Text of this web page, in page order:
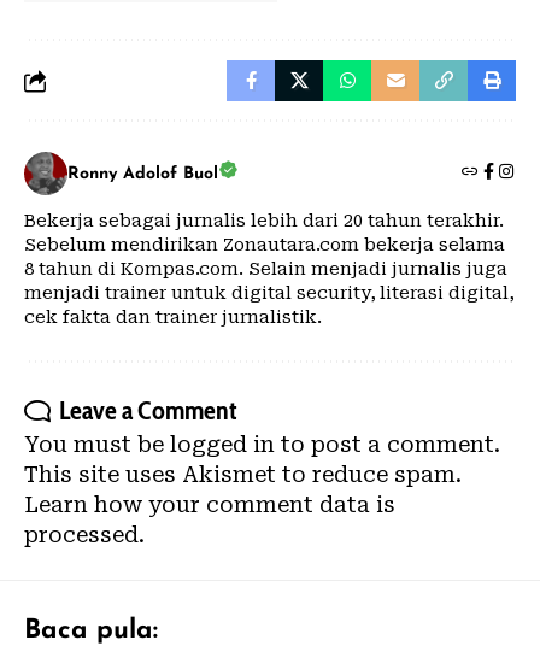
Ronny Adolof Buol
Bekerja sebagai jurnalis lebih dari 20 tahun terakhir.
Sebelum mendirikan Zonautara.com bekerja selama
8 tahun di Kompas.com. Selain menjadi jurnalis juga
menjadi trainer untuk digital security, literasi digital,
cek fakta dan trainer jurnalistik.
Leave a Comment
You must be logged in to post a comment.
This site uses Akismet to reduce spam.
Learn how your comment data is
processed.
Baca pula: